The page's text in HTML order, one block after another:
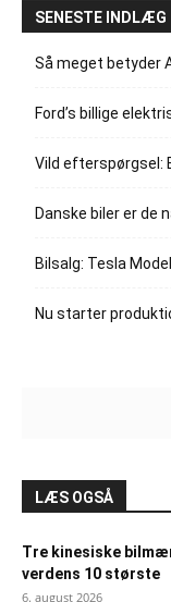
SENESTE INDLÆG
Så meget betyder
Ford’s billige
Vild efterspørgsel:
Danske biler er de
Bilsalg: Tesla
Nu starter
LÆS OGSÅ
Tre kinesiske
verdens 10 største
6. august 2026